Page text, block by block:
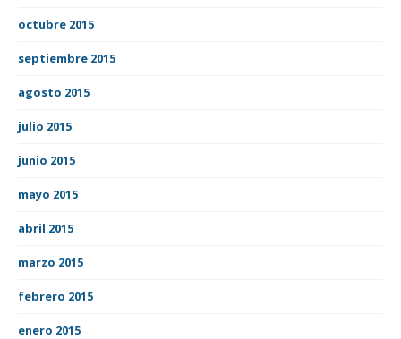
octubre 2015
septiembre 2015
agosto 2015
julio 2015
junio 2015
mayo 2015
abril 2015
marzo 2015
febrero 2015
enero 2015